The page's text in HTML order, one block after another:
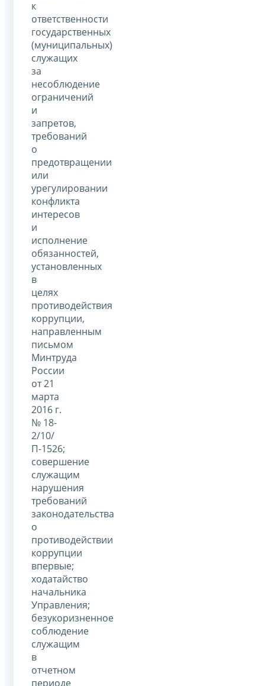
к
ответственности
государственных
(муниципальных)
служащих
за
несоблюдение
ограничений
и
запретов,
требований
о
предотвращении
или
урегулировании
конфликта
интересов
и
исполнение
обязанностей,
установленных
в
целях
противодействия
коррупции,
направленным
письмом
Минтруда
России
от 21
марта
2016 г.
№ 18-
2/10/
П-1526;
совершение
служащим
нарушения
требований
законодательства
о
противодействии
коррупции
впервые;
ходатайство
начальника
Управления;
безукоризненное
соблюдение
служащим
в
отчетном
периоде